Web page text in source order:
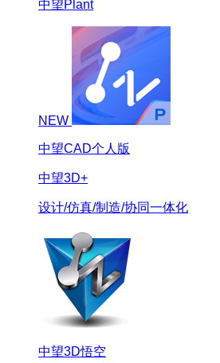
中望Plant
NEW
中望CAD个人版
中望3D+
设计/仿真/制造/协同一体化
中望3D悟空